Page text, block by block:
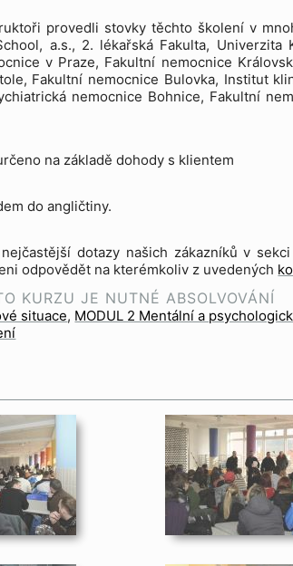
provedli stovky těchto školení v
a.s., 2. lékařská Fakulta, Univerzita
v Praze, Fakultní nemocnice
Fakultní nemocnice Bulovka, Institut
nemocnice Bohnice, Fakultní
na základě dohody s klientem
do angličtiny.
dotazy našich zákazníků v sekci
odpovědět na kterémkoliv z uvedených
KURZU JE NUTNÉ ABSOLVOVÁNÍ
situace MODUL 2 Mentální a